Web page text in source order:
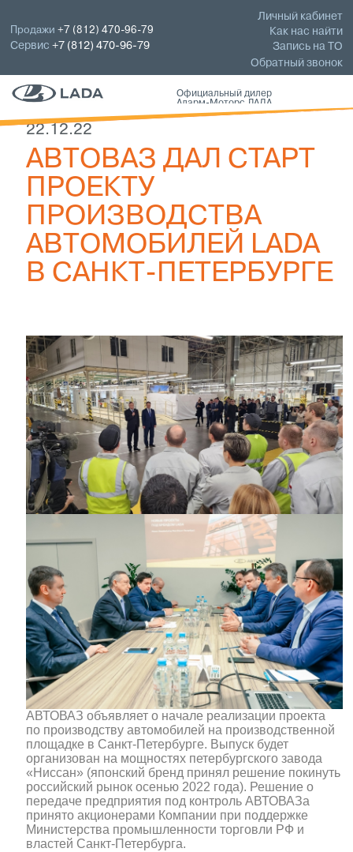
Личный кабинет
Как нас найти
Запись на ТО
Обратный звонок
Продажи+7 (812) 470-96-79
Сервис+7 (812) 470-96-79
Официальный дилер
Аларм-Моторс ЛАДА
22.12.22
АВТОВАЗ ДАЛ СТАРТ
ПРОЕКТУ
ПРОИЗВОДСТВА
АВТОМОБИЛЕЙ LADA
В САНКТ-ПЕТЕРБУРГЕ
АВТОВАЗ объявляет о начале реализации проекта
по производству автомобилей на производственной
площадке в Санкт-Петербурге. Выпуск будет
организован на мощностях петербургского завода
«Ниссан» (японский бренд принял решение покинуть
российский рынок осенью 2022 года). Решение о
передаче предприятия под контроль АВТОВАЗа
принято акционерами Компании при поддержке
Министерства промышленности торговли РФ и
властей Санкт-Петербурга.